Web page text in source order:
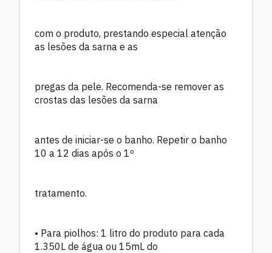
com o produto, prestando especial atenção
as lesões da sarna e as
pregas da pele. Recomenda-se remover as
crostas das lesões da sarna
antes de iniciar-se o banho. Repetir o banho
10 a 12 dias após o 1º
tratamento.
• Para piolhos: 1 litro do produto para cada
1.350L de água ou 15mL do